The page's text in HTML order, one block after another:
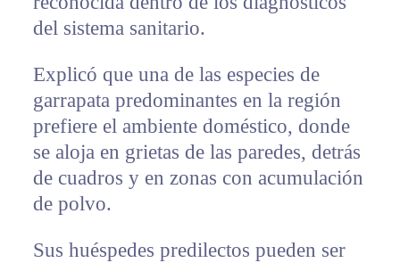
del sistema sanitario.
Explicó que una de las especies de
garrapata predominantes en la región
prefiere el ambiente doméstico, donde
se aloja en grietas de las paredes, detrás
de cuadros y en zonas con acumulación
de polvo.
Sus huéspedes predilectos pueden ser